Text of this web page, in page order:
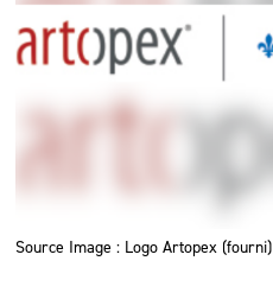
Source Image : Logo Artopex (fourni)